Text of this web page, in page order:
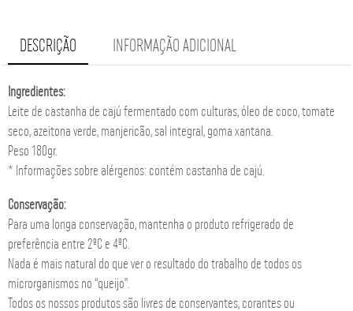
DESCRIÇÃO INFORMAÇÃO ADICIONAL
Ingredientes:
Leite de castanha de cajú fermentado com culturas, óleo de coco, tomate
seco, azeitona verde, manjericão, sal integral, goma xantana.
Peso 180gr.
* Informações sobre alérgenos: contém castanha de cajú.
Conservação:
Para uma longa conservação, mantenha o produto refrigerado de
preferência entre 2ºC e 4ºC.
Nada é mais natural do que ver o resultado do trabalho de todos os
microrganismos no “queijo”.
Todos os nossos produtos são livres de conservantes, corantes ou